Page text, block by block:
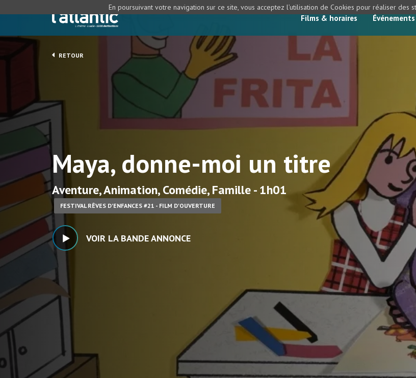
Films & horaires Événements
RETOUR
Maya, donne-moi un titre
Aventure, Animation, Comédie, Famille - 1h01
FESTIVAL RÊVES D'ENFANCES #21 - FILM D'OUVERTURE
VOIR LA BANDE ANNONCE
En poursuivant votre navigation sur ce site, vous acceptez l’utilisation de Cookies pour réaliser des